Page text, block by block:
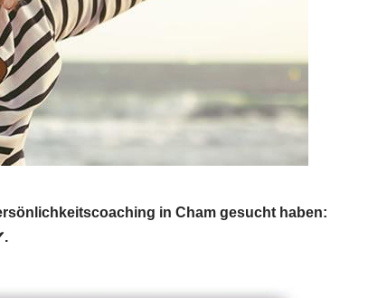
in Cham gesucht haben: